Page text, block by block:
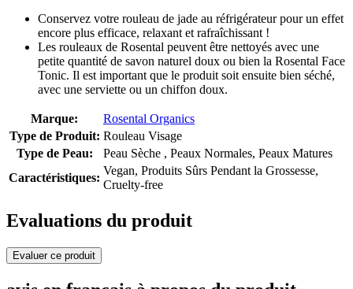
Conservez votre rouleau de jade au réfrigérateur pour un effet
encore plus efficace, relaxant et rafraîchissant !
Les rouleaux de Rosental peuvent être nettoyés avec une
petite quantité de savon naturel doux ou bien la Rosental Face
Tonic. Il est important que le produit soit ensuite bien séché,
avec une serviette ou un chiffon doux.
Marque:
Rosental Organics
Type de Produit: Rouleau Visage
Type de Peau:
Peau Sèche , Peaux Normales, Peaux Matures
Caractéristiques:
Vegan, Produits Sûrs Pendant la Grossesse,
Cruelty-free
Evaluations du produit
Evaluer ce produit